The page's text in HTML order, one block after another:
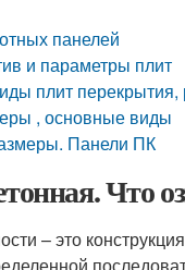
панелей
и параметры плит
плит
, основные виды
Панели ПК
Что
– это